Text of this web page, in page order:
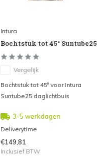
Intura
Bochtstuk tot 45° Suntube25
Vergelijk
Bochtstuk tot 45° voor Intura
Suntube25 daglichtbuis
3-5 werkdagen
Deliverytime
€149,81
Inclusief BTW